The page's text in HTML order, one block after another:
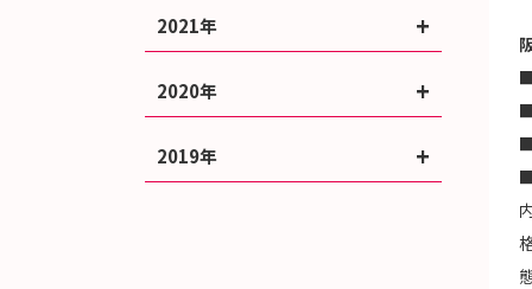
2021年
2020年
2019年